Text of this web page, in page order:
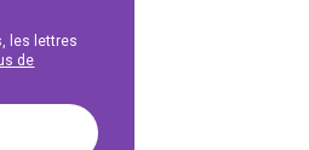
les lettres
de